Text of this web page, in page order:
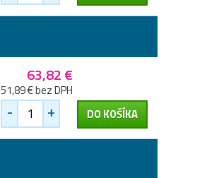
63,82 €
51,89 € bez DPH
- + DO KOŠÍKA